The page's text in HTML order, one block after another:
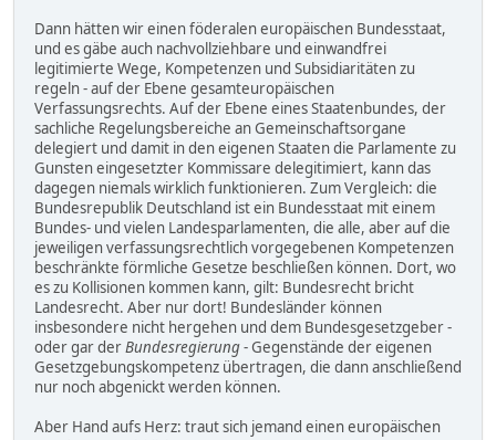
Dann hätten wir einen föderalen europäischen Bundesstaat,
und es gäbe auch nachvollziehbare und einwandfrei
legitimierte Wege, Kompetenzen und Subsidiaritäten zu
regeln - auf der Ebene gesamteuropäischen
Verfassungsrechts. Auf der Ebene eines Staatenbundes, der
sachliche Regelungsbereiche an Gemeinschaftsorgane
delegiert und damit in den eigenen Staaten die Parlamente zu
Gunsten eingesetzter Kommissare delegitimiert, kann das
dagegen niemals wirklich funktionieren. Zum Vergleich: die
Bundesrepublik Deutschland ist ein Bundesstaat mit einem
Bundes- und vielen Landesparlamenten, die alle, aber auf die
jeweiligen verfassungsrechtlich vorgegebenen Kompetenzen
beschränkte förmliche Gesetze beschließen können. Dort, wo
es zu Kollisionen kommen kann, gilt: Bundesrecht bricht
Landesrecht. Aber nur dort! Bundesländer können
insbesondere nicht hergehen und dem Bundesgesetzgeber -
oder gar derBundesregierung- Gegenstände der eigenen
Gesetzgebungskompetenz übertragen, die dann anschließend
nur noch abgenickt werden können.
Aber Hand aufs Herz: traut sich jemand einen europäischen